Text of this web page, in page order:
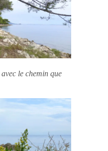
avec le chemin que